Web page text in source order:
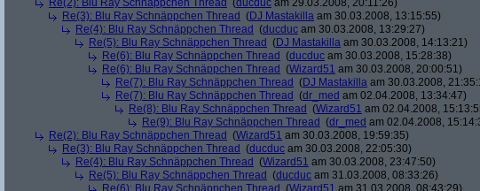
Re(2): Blu Ray Schnäppchen Thread (ducduc am 29.03.2008, 20:11:26)
Re(3): Blu Ray Schnäppchen Thread (DJ Mastakilla am 30.03.2008, 13:15:55)
Re(4): Blu Ray Schnäppchen Thread (ducduc am 30.03.2008, 13:29:27)
Re(5): Blu Ray Schnäppchen Thread (DJ Mastakilla am 30.03.2008, 14:13:21)
Re(6): Blu Ray Schnäppchen Thread (ducduc am 30.03.2008, 15:28:38)
Re(6): Blu Ray Schnäppchen Thread (Wizard51 am 30.03.2008, 20:00:51)
Re(7): Blu Ray Schnäppchen Thread (DJ Mastakilla am 30.03.2008,
Re(7): Blu Ray Schnäppchen Thread (dr_med am 02.04.2008, 13:34:47)
Re(8): Blu Ray Schnäppchen Thread (Wizard51 am 02.04.2008,
Re(9): Blu Ray Schnäppchen Thread (dr_med am 02.04.2008,
Re(2): Blu Ray Schnäppchen Thread (Wizard51 am 30.03.2008, 19:59:35)
Re(3): Blu Ray Schnäppchen Thread (ducduc am 30.03.2008, 22:05:30)
Re(4): Blu Ray Schnäppchen Thread (Wizard51 am 30.03.2008, 23:47:50)
Re(5): Blu Ray Schnäppchen Thread (ducduc am 31.03.2008, 08:33:26)
Re(6): Blu Ray Schnäppchen Thread (Wizard51 am 31.03.2008, 08:43:29)